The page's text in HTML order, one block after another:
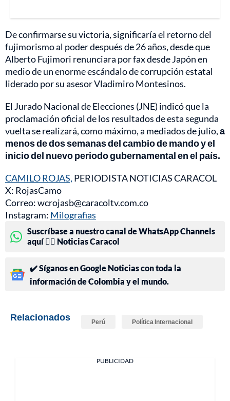
De confirmarse su victoria, significaría el retorno del
fujimorismo al poder después de 26 años, desde que
Alberto Fujimori renunciara por fax desde Japón en
medio de un enorme escándalo de corrupción estatal
liderado por su asesor Vladimiro Montesinos.
El Jurado Nacional de Elecciones (JNE) indicó que la
proclamación oficial de los resultados de esta segunda
vuelta se realizará, como máximo, a mediados de julio,a
menos de dos semanas del cambio de mando y el
inicio del nuevo periodo gubernamental en el país.
CAMILO ROJAS, PERIODISTA NOTICIAS CARACOL
X: RojasCamo
Correo: wcrojasb@caracoltv.com.co
Instagram: Milografias
Suscríbase a nuestro canal de WhatsApp Channels
aquí 👉🏻 Noticias Caracol
✔️ Síganos en Google Noticias con toda la
información de Colombia y el mundo.
Relacionados Perú Política Internacional
PUBLICIDAD